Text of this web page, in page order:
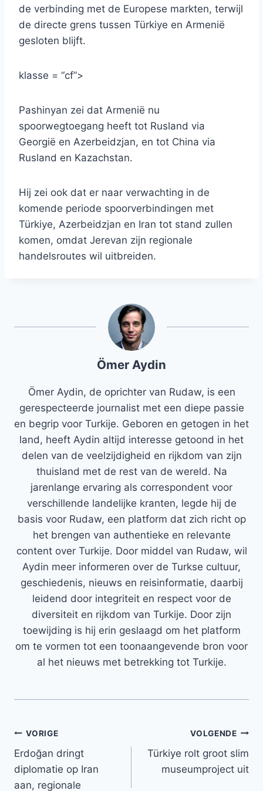
de verbinding met de Europese markten, terwijl
de directe grens tussen Türkiye en Armenië
gesloten blijft.
klasse = “cf”>
Pashinyan zei dat Armenië nu
spoorwegtoegang heeft tot Rusland via
Georgië en Azerbeidzjan, en tot China via
Rusland en Kazachstan.
Hij zei ook dat er naar verwachting in de
komende periode spoorverbindingen met
Türkiye, Azerbeidzjan en Iran tot stand zullen
komen, omdat Jerevan zijn regionale
handelsroutes wil uitbreiden.
Ömer Aydin
Ömer Aydin, de oprichter van Rudaw, is een
gerespecteerde journalist met een diepe passie
en begrip voor Turkije. Geboren en getogen in het
land, heeft Aydin altijd interesse getoond in het
delen van de veelzijdigheid en rijkdom van zijn
thuisland met de rest van de wereld. Na
jarenlange ervaring als correspondent voor
verschillende landelijke kranten, legde hij de
basis voor Rudaw, een platform dat zich richt op
het brengen van authentieke en relevante
content over Turkije. Door middel van Rudaw, wil
Aydin meer informeren over de Turkse cultuur,
geschiedenis, nieuws en reisinformatie, daarbij
leidend door integriteit en respect voor de
diversiteit en rijkdom van Turkije. Door zijn
toewijding is hij erin geslaagd om het platform
om te vormen tot een toonaangevende bron voor
al het nieuws met betrekking tot Turkije.
Bericht
navigatie
VORIGE
Erdoğan dringt
diplomatie op Iran
aan, regionale
VOLGENDE
Türkiye rolt groot slim
museumproject uit